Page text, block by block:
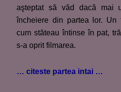
aşteptat să văd dacă mai
încheiere din partea lor.
cum stăteau întinse în pat,
s-a oprit filmarea.
… citeste partea intai …